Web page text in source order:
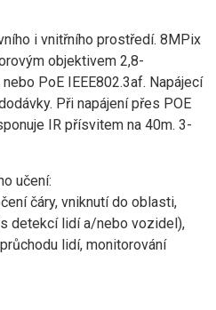
i vnitřního prostředí. 8MPix
objektivem 2,8-
PoE IEEE802.3af. Napájecí
Při napájení přes POE
IR přísvitem na 40m. 3-
učení:
čáry, vniknutí do oblasti,
detekcí lidí a/nebo vozidel),
lidí, monitorování